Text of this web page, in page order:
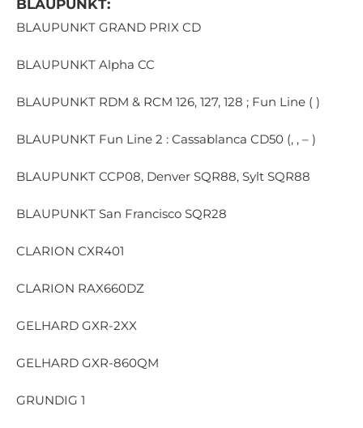
BLAUPUNKT:
BLAUPUNKT GRAND PRIX CD
BLAUPUNKT Alpha CC
BLAUPUNKT RDM & RCM 126, 127, 128 ; Fun Line ( )
BLAUPUNKT Fun Line 2 : Cassablanca CD50 (, , – )
BLAUPUNKT CCP08, Denver SQR88, Sylt SQR88
BLAUPUNKT San Francisco SQR28
CLARION CXR401
CLARION RAX660DZ
GELHARD GXR-2XX
GELHARD GXR-860QM
GRUNDIG 1